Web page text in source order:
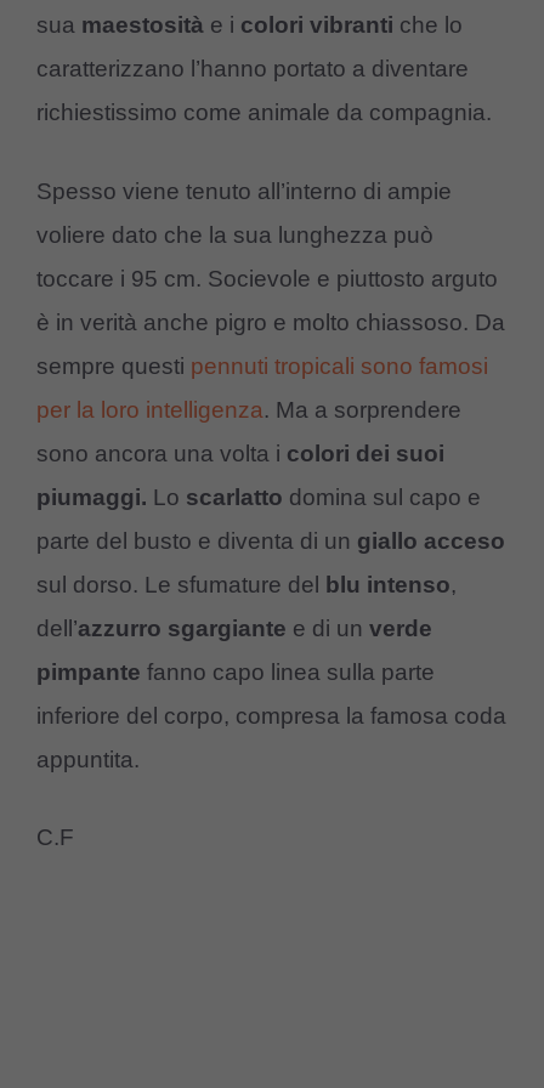
sua maestosità e i colori vibranti che lo
caratterizzano l’hanno portato a diventare
richiestissimo come animale da compagnia.
Spesso viene tenuto all’interno di ampie
voliere dato che la sua lunghezza può
toccare i 95 cm. Socievole e piuttosto arguto
è in verità anche pigro e molto chiassoso. Da
sempre questi pennuti tropicali sono famosi
per la loro intelligenza. Ma a sorprendere
sono ancora una volta i colori dei suoi
piumaggi. Lo scarlatto domina sul capo e
parte del busto e diventa di un giallo acceso
sul dorso. Le sfumature del blu intenso,
dell’azzurro sgargiante e di un verde
pimpante fanno capo linea sulla parte
inferiore del corpo, compresa la famosa coda
appuntita.
C.F